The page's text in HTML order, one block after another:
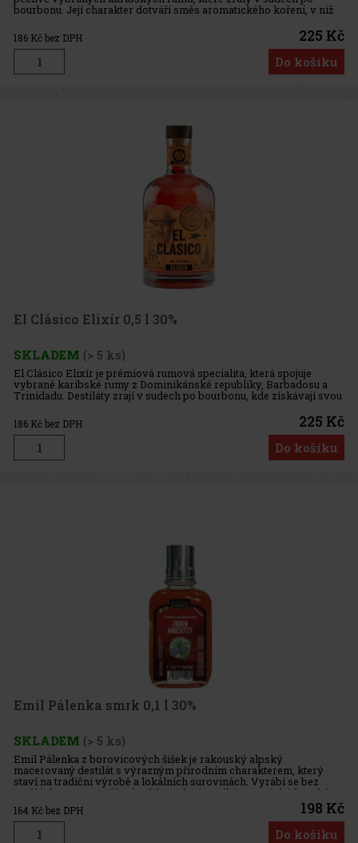
bourbonu. Její charakter dotváří směs aromatického koření, v níž
dominuje sladká vanilka. Výsledkem je jemný, harmonický a
příjemně
186 Kč bez DPH 225 Kč
Do košíku
El Clásico Elixír 0,5 l 30%
SKLADEM (> 5 ks)
El Clásico Elixír je prémiová rumová specialita, která spojuje
vybrané karibské rumy z Dominikánské republiky, Barbadosu a
Trinidadu. Destiláty zrají v sudech po bourbonu, kde získávají svou
jemnost, hloubku a bohatý charakter. Výsledná směs je harmo
186 Kč bez DPH 225 Kč
Do košíku
Emil Pálenka smrk 0,1 l 30%
SKLADEM (> 5 ks)
Emil Pálenka z borovicových šišek je rakouský alpský
macerovaný destilát s výrazným přírodním charakterem, který
staví na tradiční výrobě a lokálních surovinách. Vyrábí se bez
umělých aromat a přísad, takže v chuti vyniká autentický horský
profil bor
164 Kč bez DPH 198 Kč
Do košíku